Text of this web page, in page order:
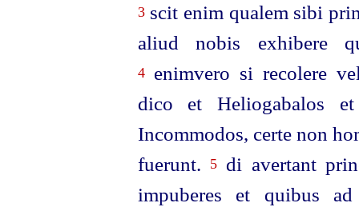
3scit enim qualem sibi
aliud nobis exhibere
4enimvero si recolere
dico et Heliogabalos
Incommodos, certe non
fuerunt.
5di avertant
impuberes et quibus